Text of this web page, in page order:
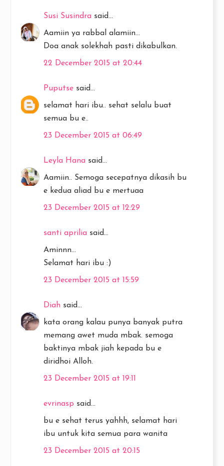
Susi Susindra said...
Aamiin ya rabbal alamiin...
Doa anak solekhah pasti dikabulkan.
22 December 2015 at 20:44
Puputse said...
selamat hari ibu.. sehat selalu buat
semua bu e..
23 December 2015 at 06:49
Leyla Hana said...
Aamiin.. Semoga secepatnya dikasih bu
e kedua aliad bu e mertuaa
23 December 2015 at 12:29
santi aprilia said...
Aminnn...
Selamat hari ibu :)
23 December 2015 at 15:59
Diah said...
kata orang kalau punya banyak putra
memang awet muda mbak. semoga
baktinya mbak jiah kepada bu e
diridhoi Alloh.
23 December 2015 at 19:11
evrinasp said...
bu e sehat terus yahhh, selamat hari
ibu untuk kita semua para wanita
23 December 2015 at 20:15